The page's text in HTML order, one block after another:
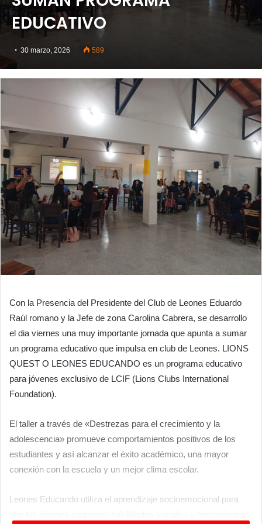
EDUCATIVO
30 marzo, 2026 589
Con la Presencia del Presidente del Club de Leones Eduardo
Raúl romano y la Jefe de zona Carolina Cabrera, se desarrollo
el dia viernes una muy importante jornada que apunta a sumar
un programa educativo que impulsa en club de Leones. LIONS
QUEST O LEONES EDUCANDO es un programa educativo
para jóvenes exclusivo de LCIF (Lions Clubs International
Foundation).
El taller a través de «Destrezas para el crecimiento y la
adolescencia» promueve comportamientos positivos de los
estudiantes y así alcanzar el éxito académico, una mayor
conexión con la escuela y un mejor clima escolar.
Leones Educando utiliza el aprendizaje socioemocional para